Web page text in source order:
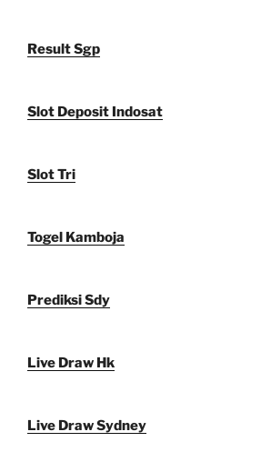
Result Sgp
Slot Deposit Indosat
Slot Tri
Togel Kamboja
Prediksi Sdy
Live Draw Hk
Live Draw Sydney